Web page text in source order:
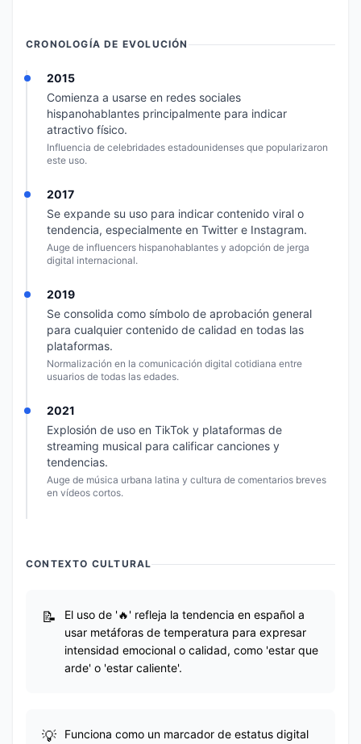
CRONOLOGÍA DE EVOLUCIÓN
2015
Comienza a usarse en redes sociales
hispanohablantes principalmente para indicar
atractivo físico.
Influencia de celebridades estadounidenses que popularizaron
este uso.
2017
Se expande su uso para indicar contenido viral o
tendencia, especialmente en Twitter e Instagram.
Auge de influencers hispanohablantes y adopción de jerga
digital internacional.
2019
Se consolida como símbolo de aprobación general
para cualquier contenido de calidad en todas las
plataformas.
Normalización en la comunicación digital cotidiana entre
usuarios de todas las edades.
2021
Explosión de uso en TikTok y plataformas de
streaming musical para calificar canciones y
tendencias.
Auge de música urbana latina y cultura de comentarios breves
en vídeos cortos.
CONTEXTO CULTURAL
El uso de '🔥' refleja la tendencia en español a
usar metáforas de temperatura para expresar
intensidad emocional o calidad, como 'estar que
arde' o 'estar caliente'.
Funciona como un marcador de estatus digital